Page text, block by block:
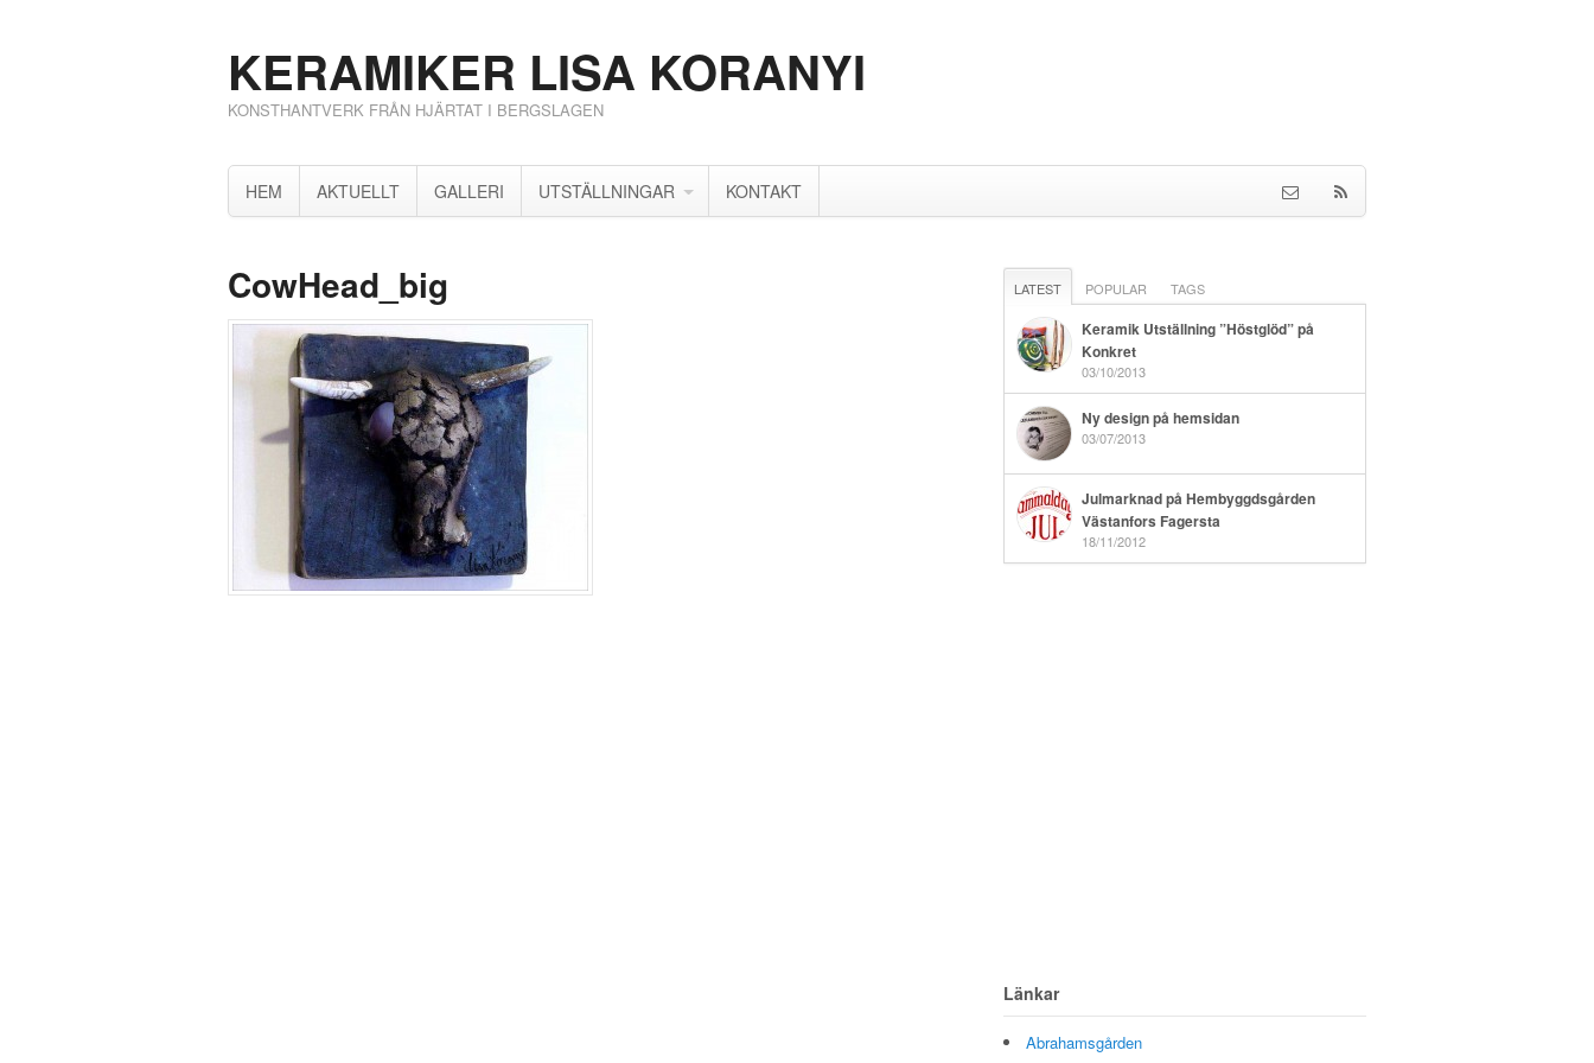
KERAMIKER LISA KORANYI
KONSTHANTVERK FRÅN HJÄRTAT I BERGSLAGEN
HEM AKTUELLT GALLERI UTSTÄLLNINGAR KONTAKT
CowHead_big LATEST POPULAR TAGS
Keramik Utställning ”Höstglöd” på
Konkret
03/10/2013
Ny design på hemsidan
03/07/2013
Julmarknad på Hembyggdsgården
Västanfors Fagersta
18/11/2012
Länkar
Abrahamsgården